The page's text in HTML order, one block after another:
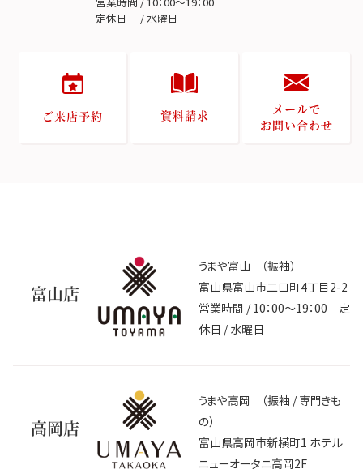
定休日 / 水曜日
ご来店予約 資料請求
メールで
お問い合わせ
富山店
うまや富山 （振袖）
富山県富山市二口町4丁目2-2
営業時間 / 10：00～19：00 定
休日 / 水曜日
高岡店
うまや高岡 （振袖 / 専門きも
の）
富山県高岡市新横町1 ホテル
ニューオータニ高岡2F